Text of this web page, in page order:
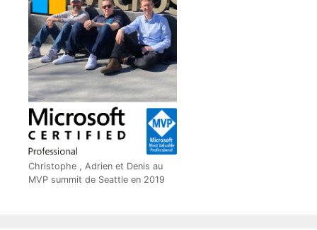
Christophe , Adrien et Denis au
MVP summit de Seattle en 2019